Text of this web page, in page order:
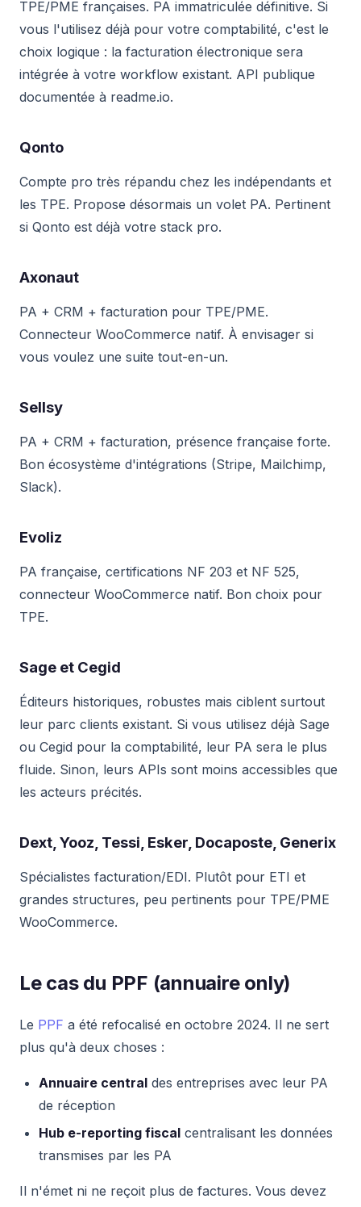
TPE/PME françaises. PA immatriculée définitive. Si
vous l'utilisez déjà pour votre comptabilité, c'est le
choix logique : la facturation électronique sera
intégrée à votre workflow existant. API publique
documentée à readme.io.
Qonto
Compte pro très répandu chez les indépendants et
les TPE. Propose désormais un volet PA. Pertinent
si Qonto est déjà votre stack pro.
Axonaut
PA + CRM + facturation pour TPE/PME.
Connecteur WooCommerce natif. À envisager si
vous voulez une suite tout-en-un.
Sellsy
PA + CRM + facturation, présence française forte.
Bon écosystème d'intégrations (Stripe, Mailchimp,
Slack).
Evoliz
PA française, certifications NF 203 et NF 525,
connecteur WooCommerce natif. Bon choix pour
TPE.
Sage et Cegid
Éditeurs historiques, robustes mais ciblent surtout
leur parc clients existant. Si vous utilisez déjà Sage
ou Cegid pour la comptabilité, leur PA sera le plus
fluide. Sinon, leurs APIs sont moins accessibles que
les acteurs précités.
Dext, Yooz, Tessi, Esker, Docaposte, Generix
Spécialistes facturation/EDI. Plutôt pour ETI et
grandes structures, peu pertinents pour TPE/PME
WooCommerce.
Le cas du PPF (annuaire only)
Le PPF a été refocalisé en octobre 2024. Il ne sert
plus qu'à deux choses :
Annuaire central des entreprises avec leur PA
de réception
Hub e-reporting fiscal centralisant les données
transmises par les PA
Il n'émet ni ne reçoit plus de factures. Vous devez